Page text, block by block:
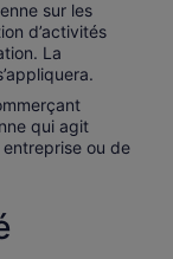
sur les
d’activités
La
qui agit
ou de